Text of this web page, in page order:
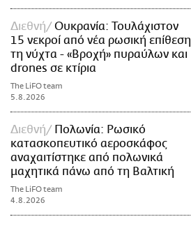
Διεθνή
Ουκρανία: Τουλάχιστον
15 νεκροί από νέα ρωσική επίθεση
τη νύχτα - «Βροχή» πυραύλων και
drones σε κτίρια
The LiFO team
5.8.2026
Διεθνή
Πολωνία: Ρωσικό
κατασκοπευτικό αεροσκάφος
αναχαιτίστηκε από πολωνικά
μαχητικά πάνω από τη Βαλτική
The LiFO team
4.8.2026